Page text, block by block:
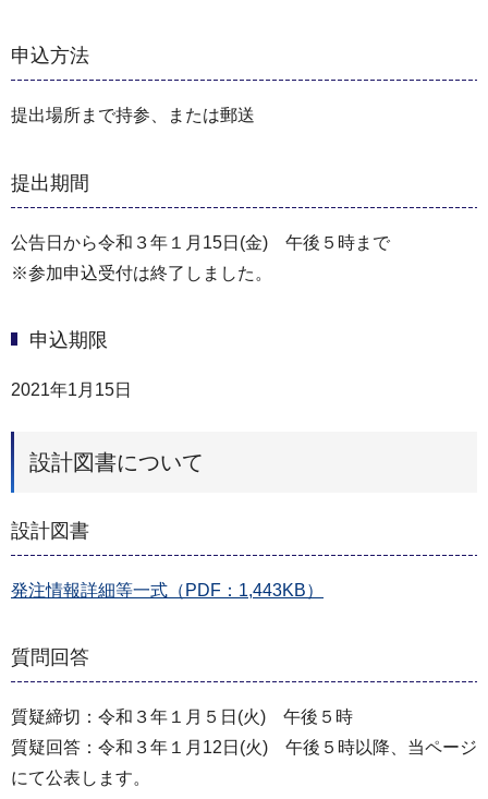
申込方法
提出場所まで持参、または郵送
提出期間
公告日から令和３年１月15日(金) 午後５時まで
※参加申込受付は終了しました。
申込期限
2021年1月15日
設計図書について
設計図書
発注情報詳細等一式（PDF：1,443KB）
質問回答
質疑締切：令和３年１月５日(火) 午後５時
質疑回答：令和３年１月12日(火) 午後５時以降、当ページ
にて公表します。